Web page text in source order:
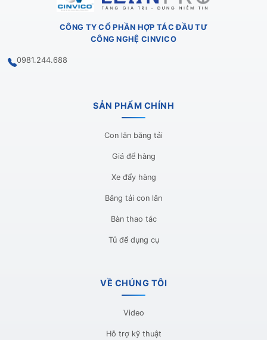
CÔNG TY CỔ PHẦN HỢP TÁC ĐẦU TƯ
CÔNG NGHỆ CINVICO
0981.244.688
SẢN PHẨM CHÍNH
Con lăn băng tải
Giá để hàng
Xe đẩy hàng
Băng tải con lăn
Bàn thao tác
Tủ để dụng cụ
VỀ CHÚNG TÔI
Video
Hỗ trợ kỹ thuật